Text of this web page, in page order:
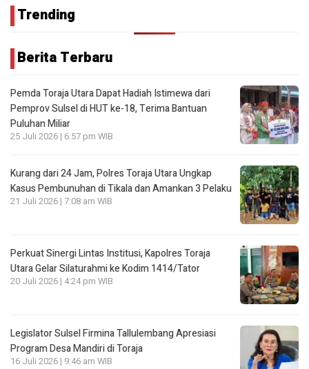
Trending
Berita Terbaru
Pemda Toraja Utara Dapat Hadiah Istimewa dari
Pemprov Sulsel di HUT ke-18, Terima Bantuan
Puluhan Miliar
25 Juli 2026 | 6:57 pm WIB
Kurang dari 24 Jam, Polres Toraja Utara Ungkap
Kasus Pembunuhan di Tikala dan Amankan 3 Pelaku
21 Juli 2026 | 7:08 am WIB
Perkuat Sinergi Lintas Institusi, Kapolres Toraja
Utara Gelar Silaturahmi ke Kodim 1414/Tator
20 Juli 2026 | 4:24 pm WIB
Legislator Sulsel Firmina Tallulembang Apresiasi
Program Desa Mandiri di Toraja
16 Juli 2026 | 9:46 am WIB